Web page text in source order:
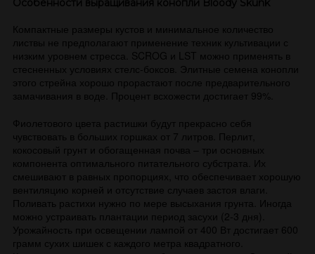
Особенности выращивания конопли Bloody Skunk
Компактные размеры кустов и минимальное количество
листвы не предполагают применение техник культивации с
низким уровнем стресса. SCROG и LST можно применять в
стесненных условиях стелс-боксов. Элитные семена конопли
этого стрейна хорошо прорастают после предварительного
замачивания в воде. Процент всхожести достигает 99%.
Фиолетового цвета растишки будут прекрасно себя
чувствовать в больших горшках от 7 литров. Перлит,
кокосовый грунт и обогащенная почва – три основных
компонента оптимального питательного субстрата. Их
смешивают в равных пропорциях, что обеспечивает хорошую
вентиляцию корней и отсутствие случаев застоя влаги.
Поливать растихи нужно по мере высыхания грунта. Иногда
можно устраивать плантации период засухи (2-3 дня).
Урожайность при освещении лампой от 400 Вт достигает 600
грамм сухих шишек с каждого метра квадратного.